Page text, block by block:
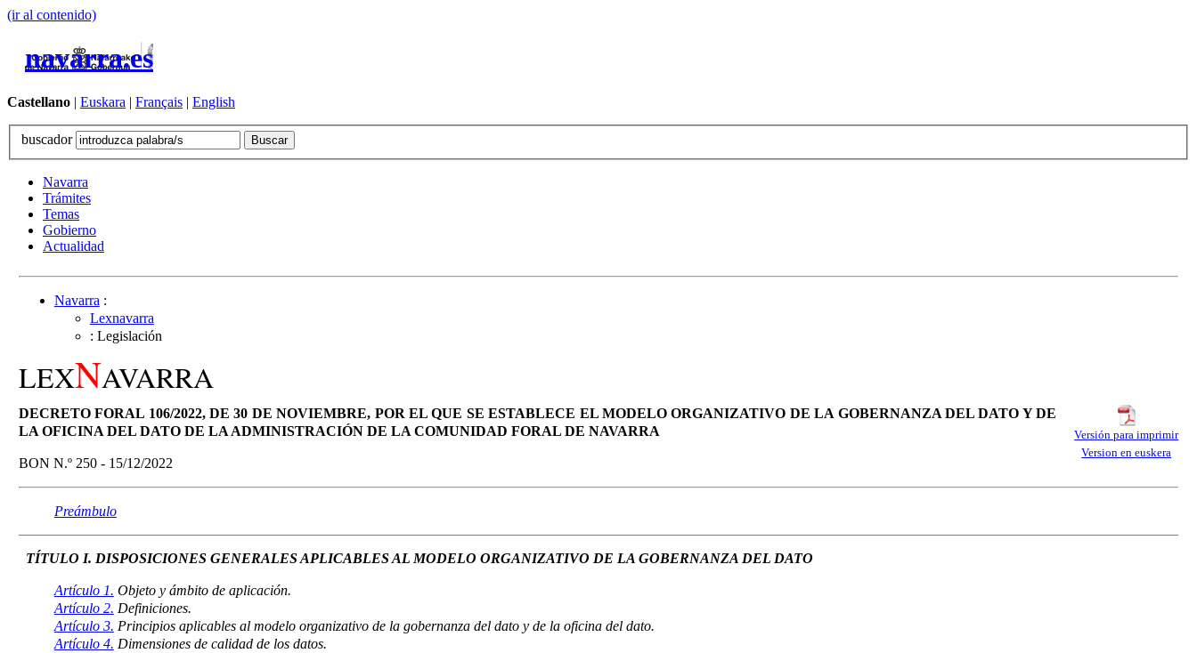
(ir al contenido)
navarra.es
Castellano | Euskara | Français | English
buscador
Navarra
Trámites
Temas
Gobierno
Actualidad
Navarra:
Lexnavarra
: Legislación
LEXNAVARRA
Versión para imprimir
Version en euskera
DECRETO FORAL 106/2022, DE 30 DE NOVIEMBRE, POR EL QUE SE ESTABLECE EL MODELO ORGANIZATIVO DE LA GOBERNANZA DEL DATO Y DE
LA OFICINA DEL DATO DE LA ADMINISTRACIÓN DE LA COMUNIDAD FORAL DE NAVARRA
BON N.º 250 - 15/12/2022
Preámbulo
TÍTULO I. DISPOSICIONES GENERALES APLICABLES AL MODELO ORGANIZATIVO DE LA GOBERNANZA DEL DATO
Artículo 1. Objeto y ámbito de aplicación.
Artículo 2. Definiciones.
Artículo 3. Principios aplicables al modelo organizativo de la gobernanza del dato y de la oficina del dato.
Artículo 4. Dimensiones de calidad de los datos.